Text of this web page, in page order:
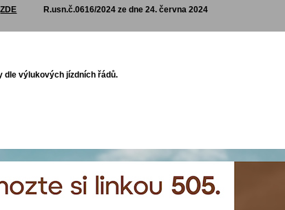
ZDE R.usn.č.0616/2024 ze dne 24. června 2024
dle výlukových jízdních řádů.